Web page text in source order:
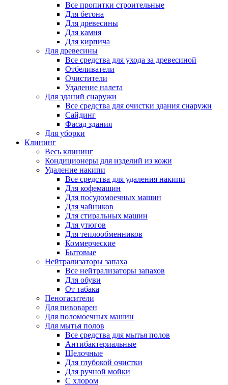
Все пропитки строительные
Для бетона
Для древесины
Для камня
Для кирпича
Для древесины
Все средства для ухода за древесиной
Отбеливатели
Очистители
Удаление налета
Для зданий снаружи
Все средства для очистки здания снаружи
Сайдинг
Фасад здания
Для уборки
Клининг
Весь клининг
Кондиционеры для изделий из кожи
Удаление накипи
Все средства для удаления накипи
Для кофемашин
Для посудомоечных машин
Для чайников
Для стиральных машин
Для утюгов
Для теплообменников
Коммерческие
Бытовые
Нейтрализаторы запаха
Все нейтрализаторы запахов
Для обуви
От табака
Пеногасители
Для пивоварен
Для поломоечных машин
Для мытья полов
Все средства для мытья полов
Антибактериальные
Щелочные
Для глубокой очистки
Для ручной мойки
С хлором